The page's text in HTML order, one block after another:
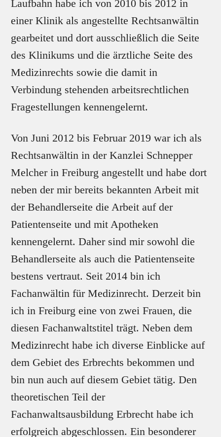
Laufbahn habe ich von 2010 bis 2012 in
einer Klinik als angestellte Rechtsanwältin
gearbeitet und dort ausschließlich die Seite
des Klinikums und die ärztliche Seite des
Medizinrechts sowie die damit in
Verbindung stehenden arbeitsrechtlichen
Fragestellungen kennengelernt.
Von Juni 2012 bis Februar 2019 war ich als
Rechtsanwältin in der Kanzlei Schnepper
Melcher in Freiburg angestellt und habe dort
neben der mir bereits bekannten Arbeit mit
der Behandlerseite die Arbeit auf der
Patientenseite und mit Apotheken
kennengelernt. Daher sind mir sowohl die
Behandlerseite als auch die Patientenseite
bestens vertraut. Seit 2014 bin ich
Fachanwältin für Medizinrecht. Derzeit bin
ich in Freiburg eine von zwei Frauen, die
diesen Fachanwaltstitel trägt. Neben dem
Medizinrecht habe ich diverse Einblicke auf
dem Gebiet des Erbrechts bekommen und
bin nun auch auf diesem Gebiet tätig. Den
theoretischen Teil der
Fachanwaltsausbildung Erbrecht habe ich
erfolgreich abgeschlossen. Ein besonderer